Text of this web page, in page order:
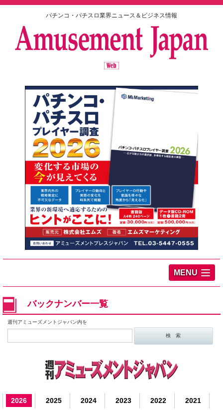
パチンコ・パチスロ業界ニュース＆ビジネス情報
MENU
バックナンバー一覧
週刊アミューズメントジャパン内を
2026 2025 2024 2023 2022 2021